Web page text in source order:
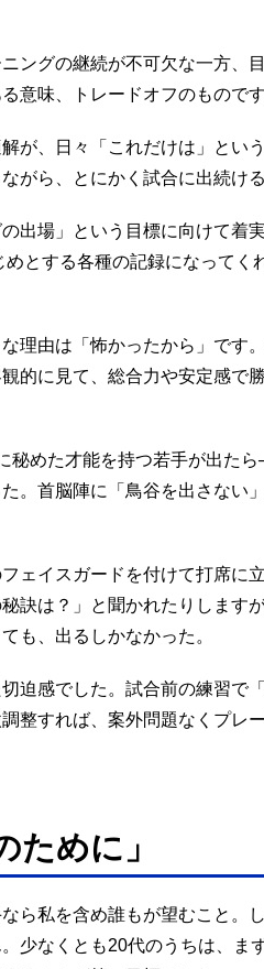
ングの継続が不可欠な一方、
意味、トレードオフのものです
が、日々「これだけは」とい
がら、とにかく試合に出続け
出場」という目標に向けて着
とする各種の記録になってく
理由は「怖かったから」です
的に見て、総合力や安定感で
めた才能を持つ若手が出たら
。首脳陣に「鳥谷を出さない
ェイスガードを付けて打席に
訣は？」と聞かれたりします
も、出るしかなかった。
迫感でした。試合前の練習で
整すれば、案外問題なくプレ
ために」
ら私を含め誰もが望むこと。
少なくとも20代のうちは、ま